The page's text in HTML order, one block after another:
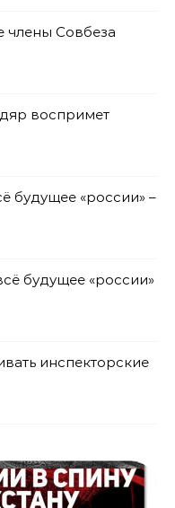
члены Совбеза
воспримет
будущее «россии» –
будущее «россии»
инспекторские